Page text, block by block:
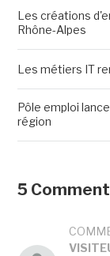
Les créations
Rhône-Alpes
Les métiers IT
Pôle emploi
région
5